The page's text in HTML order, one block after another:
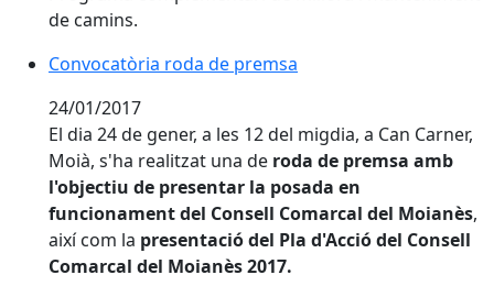
de camins.
Convocatòria roda de premsa
Convocatòria roda de premsa
24/01/2017
El dia 24 de gener, a les 12 del migdia, a Can Carner,
Moià, s'ha realitzat una de roda de premsa amb
l'objectiu de presentar la posada en
funcionament del Consell Comarcal del Moianès,
així com la presentació del Pla d'Acció del Consell
Comarcal del Moianès 2017.